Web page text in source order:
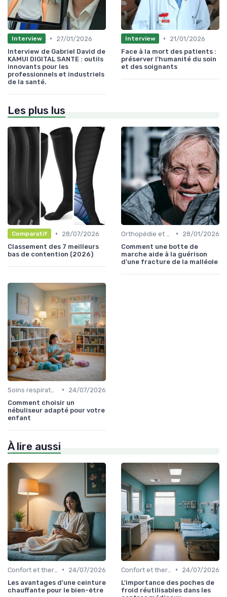
Interview •
27/01/2026
Interview de Gabriel David de
KAMUI DIGITAL SANTE : outils
innovants pour les
professionnels et industriels
de la santé.
Interview •
21/01/2026
Face à la mort des patients :
préserver l’humanité du soin
et des soignants
Les plus lus
Comparatif •
28/07/2026
Classement des 7 meilleurs
bas de contention (2026)
•
28/01/2026
Comment une botte de
marche aide à la guérison
d'une fracture de la malléole
•
24/07/2026
Comment choisir un
nébuliseur adapté pour votre
enfant
À lire aussi
•
24/07/2026
Les avantages d'une ceinture
chauffante pour le bien-être
•
24/07/2026
L'importance des poches de
froid réutilisables dans les